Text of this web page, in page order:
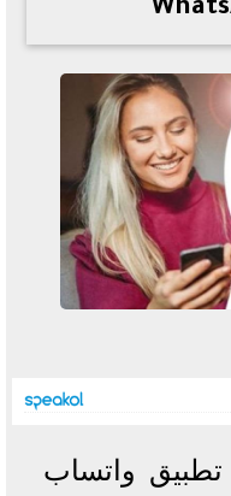
قبل مواجهة مصر
وخروجه من المستشفى |
الإثنين 6 - 7 - 2026
تطبيق واتساب